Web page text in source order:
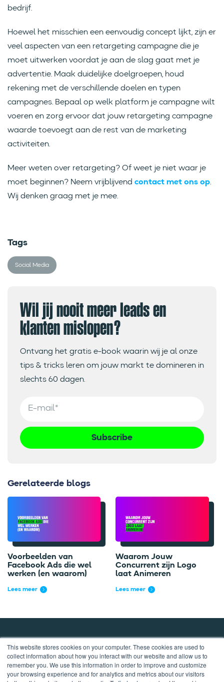
This website stores cookies on your computer. These cookies are used to
collect information about how you interact with our website and allow us to
remember you. We use this information in order to improve and customize
your browsing experience and for analytics and metrics about our visitors
bedrijf.
Hoewel het misschien een eenvoudig concept lijkt, zijn er
veel aspecten van een retargeting campagne die je
moet uitwerken voordat je aan de slag gaat met je
advertentie. Maak duidelijke doelgroepen, houd
rekening met de verschillende doelen en typen
campagnes. Bepaal op welk platform je campagne wilt
voeren en zorg ervoor dat jouw retargeting campagne
waarde toevoegt aan de rest van de marketing
activiteiten.
Meer weten over retargeting? Of weet je niet waar je
moet beginnen? Neem vrijblijvend contact met ons op.
Wij denken graag met je mee.
Tags
Social Media
Wil jij nooit meer leads en
klanten mislopen?
Ontvang het gratis e-book waarin wij je al onze
tips & tricks leren om jouw markt te domineren in
slechts 60 dagen.
Gerelateerde blogs
Voorbeelden van
Facebook Ads die wel
werken (en waarom)
Lees meer
Waarom Jouw
Concurrent zijn Logo
laat Animeren
Lees meer
Liesveld 6B, 3131CL Vlaardingen